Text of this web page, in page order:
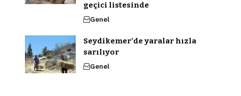
geçici listesinde
Genel
Seydikemer’de yaralar hızla
sarılıyor
Genel